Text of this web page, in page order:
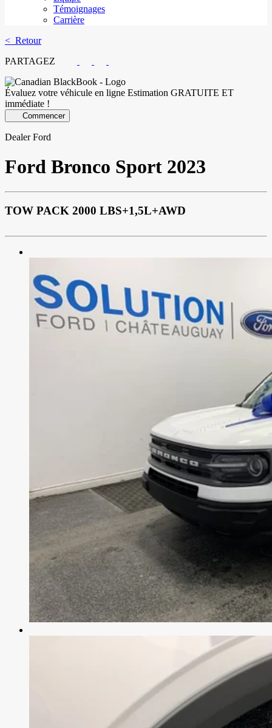
Témoignages
Carrière
< Retour
PARTAGEZ
Évaluez votre véhicule en ligne Estimation GRATUITE ET
immédiate !
Commencer
Dealer Ford
Ford Bronco Sport 2023
TOW PACK 2000 LBS+1,5L+AWD